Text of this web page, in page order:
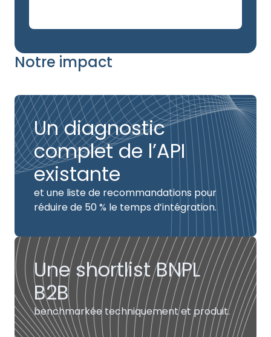
Notre impact
Un diagnostic
complet de l’API
existante
et une liste de recommandations pour
réduire de 50 % le temps d’intégration.
Une shortlist BNPL
B2B
benchmarkée techniquement et produit.